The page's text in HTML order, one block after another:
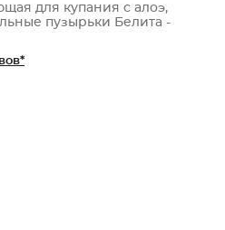
для купания с алоэ,
пузырьки Белита -